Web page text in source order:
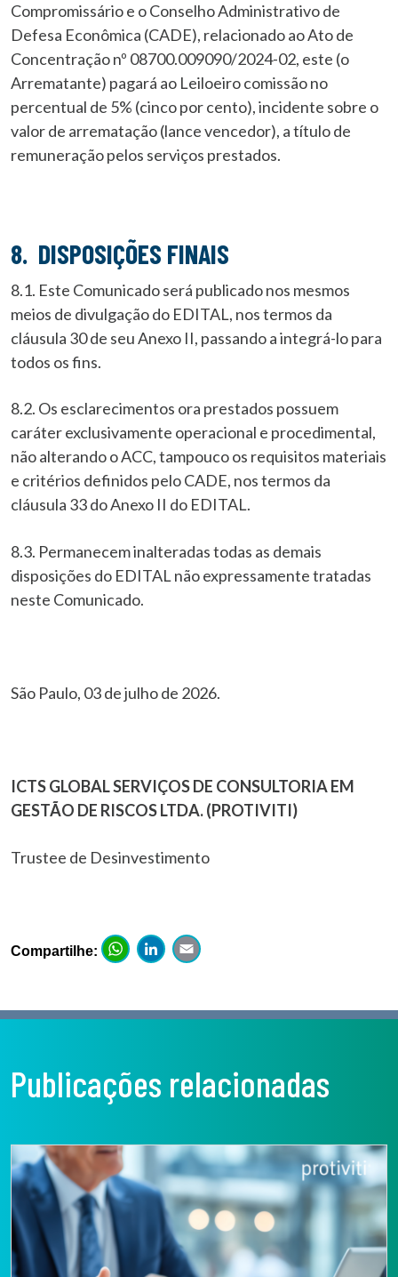
Compromissário e o Conselho Administrativo de
Defesa Econômica (CADE), relacionado ao Ato de
Concentração nº 08700.009090/2024-02, este (o
Arrematante) pagará ao Leiloeiro comissão no
percentual de 5% (cinco por cento), incidente sobre o
valor de arrematação (lance vencedor), a título de
remuneração pelos serviços prestados.
8. DISPOSIÇÕES FINAIS
8.1. Este Comunicado será publicado nos mesmos
meios de divulgação do EDITAL, nos termos da
cláusula 30 de seu Anexo II, passando a integrá-lo para
todos os fins.
8.2. Os esclarecimentos ora prestados possuem
caráter exclusivamente operacional e procedimental,
não alterando o ACC, tampouco os requisitos materiais
e critérios definidos pelo CADE, nos termos da
cláusula 33 do Anexo II do EDITAL.
8.3. Permanecem inalteradas todas as demais
disposições do EDITAL não expressamente tratadas
neste Comunicado.
São Paulo, 03 de julho de 2026.
ICTS GLOBAL SERVIÇOS DE CONSULTORIA EM
GESTÃO DE RISCOS LTDA. (PROTIVITI)
Trustee de Desinvestimento
Compartilhe: WhatsApp
LinkedIn
Publicações relacionadas